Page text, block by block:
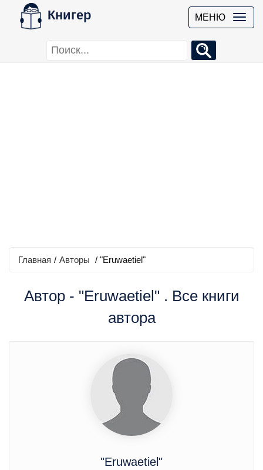
Книгер МЕНЮ
Главная / Авторы / "Eruwaetiel"
Автор - "Eruwaetiel" . Все книги
автора
"Eruwaetiel"